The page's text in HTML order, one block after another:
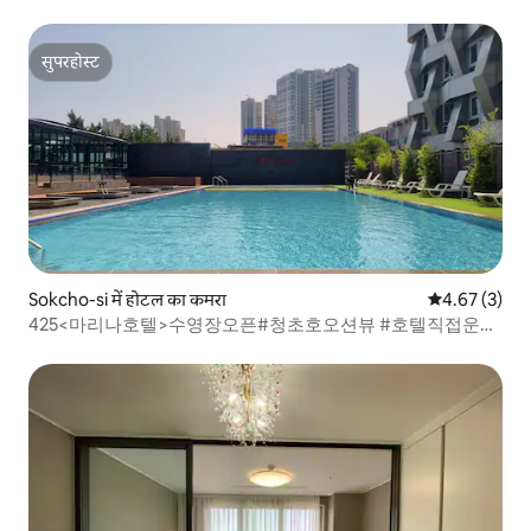
सुपरहोस्ट
सुपरहोस्ट
Sokcho-si में होटल का कमरा औसत रेटिंग 5 में
4.67 (3)
425<마리나호텔>수영장오픈#청초호오션뷰 #호텔직접운영